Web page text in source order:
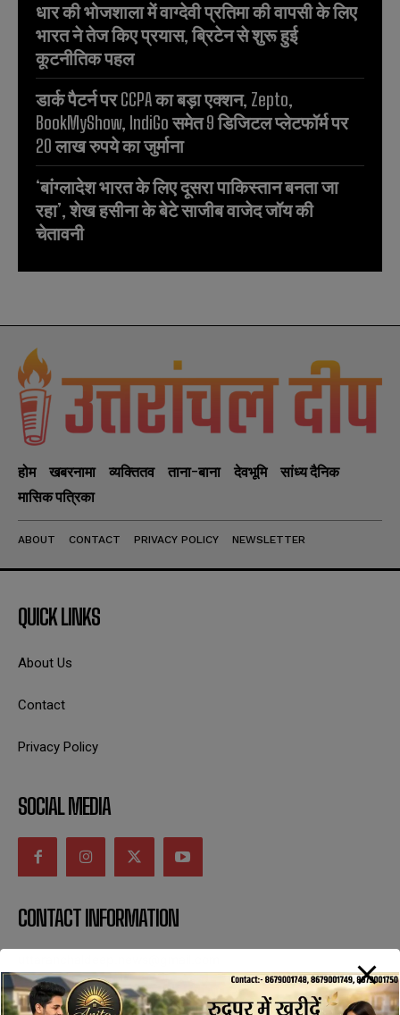
धार की भोजशाला में वाग्देवी प्रतिमा की वापसी के लिए
भारत ने तेज किए प्रयास, ब्रिटेन से शुरू हुई
कूटनीतिक पहल
डार्क पैटर्न पर CCPA का बड़ा एक्शन, Zepto,
BookMyShow, IndiGo समेत 9 डिजिटल प्लेटफॉर्म पर
20 लाख रुपये का जुर्माना
‘बांग्लादेश भारत के लिए दूसरा पाकिस्तान बनता जा
रहा’, शेख हसीना के बेटे साजीब वाजेद जॉय की
चेतावनी
होम खबरनामा व्यक्तितव ताना-बाना देवभूमि
सांध्य दैनिक
मासिक पत्रिका
ABOUT CONTACT PRIVACY POLICY NEWSLETTER
QUICK LINKS
About Us
Contact
Privacy Policy
SOCIAL MEDIA
CONTACT INFORMATION
SUBSCRIBE NOW